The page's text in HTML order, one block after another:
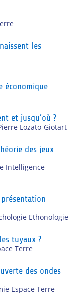
les
économique
et jusqu’où ?
Lozato-Giotart
des jeux
Intelligence
Ethonologie
tuyaux ?
Terre
des ondes
Espace Terre